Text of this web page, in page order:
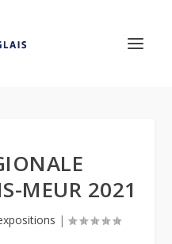
MEUR 2021
|